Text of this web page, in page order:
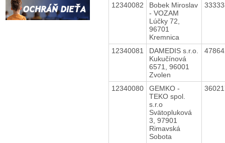
12340082
Bobek Miroslav
- VOZAM
Lúčky 72,
96701
Kremnica
12340081
DAMEDIS s.r.o.
Kukučínová
6571, 96001
Zvolen
12340080
GEMKO -
TEKO spol.
s.r.o
Svätopluková
3, 97901
Rimavská
Sobota